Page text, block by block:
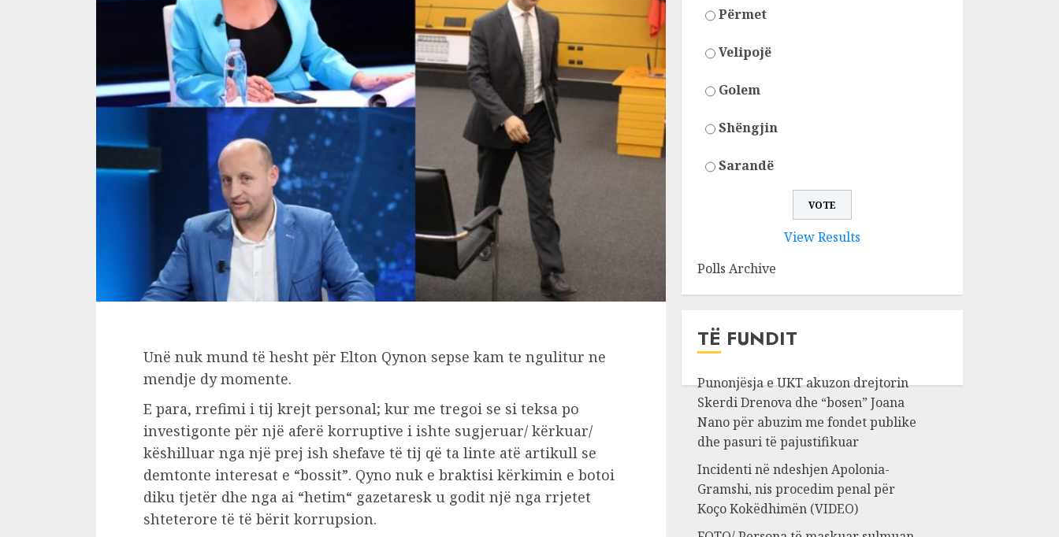
Unë nuk mund të hesht për Elton Qynon sepse kam te ngulitur ne
mendje dy momente.
E para, rrefimi i tij krejt personal; kur me tregoi se si teksa po
investigonte për një aferë korruptive i ishte sugjeruar/ kërkuar/
këshilluar nga një prej ish shefave të tij që ta linte atë artikull se
demtonte interesat e “bossit”. Qyno nuk e braktisi kërkimin e botoi
diku tjetër dhe nga ai “hetim“ gazetaresk u godit një nga rrjetet
shteterore të të bërit korrupsion.
Përmet
Velipojë
Golem
Shëngjin
Sarandë
View Results
Polls Archive
TË FUNDIT
Punonjësja e UKT akuzon drejtorin
Skerdi Drenova dhe “bosen” Joana
Nano për abuzim me fondet publike
dhe pasuri të pajustifikuar
Incidenti në ndeshjen Apolonia-
Gramshi, nis procedim penal për
Koço Kokëdhimën (VIDEO)